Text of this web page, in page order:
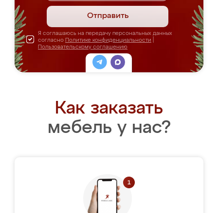
Отправить
Я соглашаюсь на передачу персональных данных
согласно Политике конфиденциальности
Пользовательскому соглашению
Как заказать
мебель у нас?